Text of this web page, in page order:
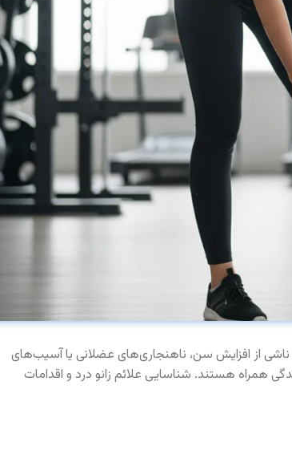
ناشی از افزایش سن، ناهنجاری‌های عضلانی یا آسیب‌های
همراه هستند. شناسایی علائم زانو درد و اقدامات